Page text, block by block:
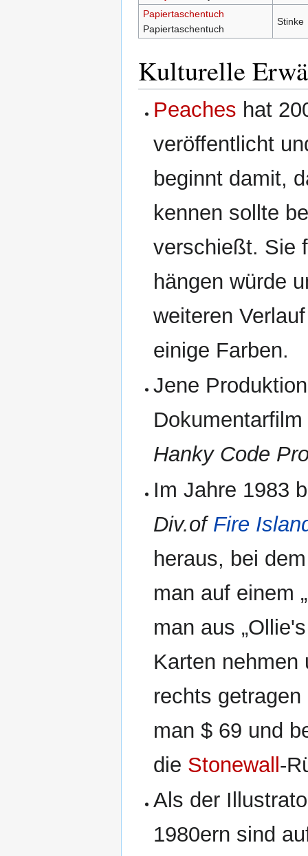
Papiertaschentuch
Papiertaschentuch
Stinke
Kulturelle
Peaches hat
veröffentlicht
beginnt damit,
kennen sollte
verschießt. Sie
hängen würde
weiteren
einige Farben.
Jene
Hanky Code
Im Jahre 1983
Div.of Fire
heraus, bei
man auf einem
man aus
Karten nehmen
rechts
man $ 69 und
die Stonewall -
Als der
1980ern sind